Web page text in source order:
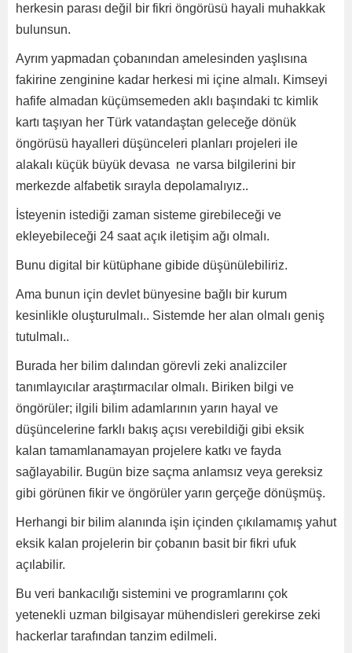
herkesin parası değil bir fikri öngörüsü hayali muhakkak
bulunsun.
Ayrım yapmadan çobanından amelesinden yaşlısına
fakirine zenginine kadar herkesi mi içine almalı. Kimseyi
hafife almadan küçümsemeden aklı başındaki tc kimlik
kartı taşıyan her Türk vatandaştan geleceğe dönük
öngörüsü hayalleri düşünceleri planları projeleri ile
alakalı küçük büyük devasa ne varsa bilgilerini bir
merkezde alfabetik sırayla depolamalıyız..
İsteyenin istediği zaman sisteme girebileceği ve
ekleyebileceği 24 saat açık iletişim ağı olmalı.
Bunu digital bir kütüphane gibide düşünülebiliriz.
Ama bunun için devlet bünyesine bağlı bir kurum
kesinlikle oluşturulmalı.. Sistemde her alan olmalı geniş
tutulmalı..
Burada her bilim dalından görevli zeki analizciler
tanımlayıcılar araştırmacılar olmalı. Biriken bilgi ve
öngörüler; ilgili bilim adamlarının yarın hayal ve
düşüncelerine farklı bakış açısı verebildiği gibi eksik
kalan tamamlanamayan projelere katkı ve fayda
sağlayabilir. Bugün bize saçma anlamsız veya gereksiz
gibi görünen fikir ve öngörüler yarın gerçeğe dönüşmüş.
Herhangi bir bilim alanında işin içinden çıkılamamış yahut
eksik kalan projelerin bir çobanın basit bir fikri ufuk
açılabilir.
Bu veri bankacılığı sistemini ve programlarını çok
yetenekli uzman bilgisayar mühendisleri gerekirse zeki
hackerlar tarafından tanzim edilmeli.